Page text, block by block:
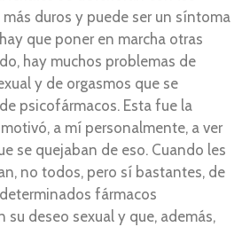
duros y puede ser un síntoma
que poner en marcha otras
hay muchos problemas de
y de orgasmos que se
psicofármacos. Esta fue la
a mí personalmente, a ver
se quejaban de eso. Cuando les
no todos, pero sí bastantes, de
fármacos
deseo sexual y que, además,